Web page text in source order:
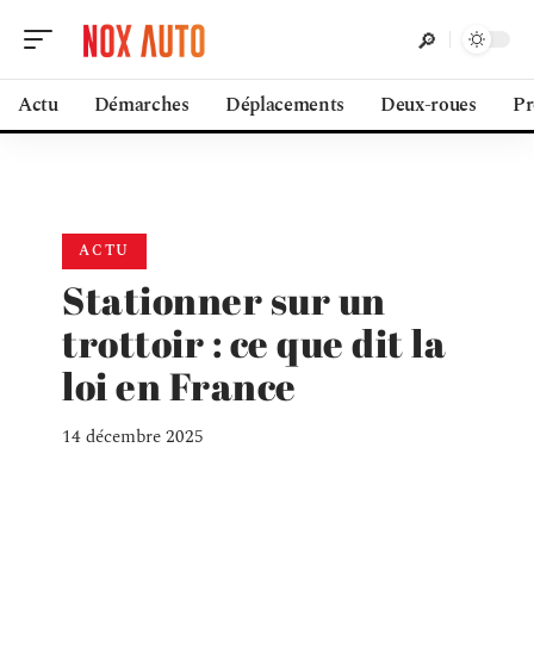
Actu Démarches Déplacements Deux-roues
ACTU
Stationner sur un
trottoir : ce que dit la
loi en France
14 décembre 2025